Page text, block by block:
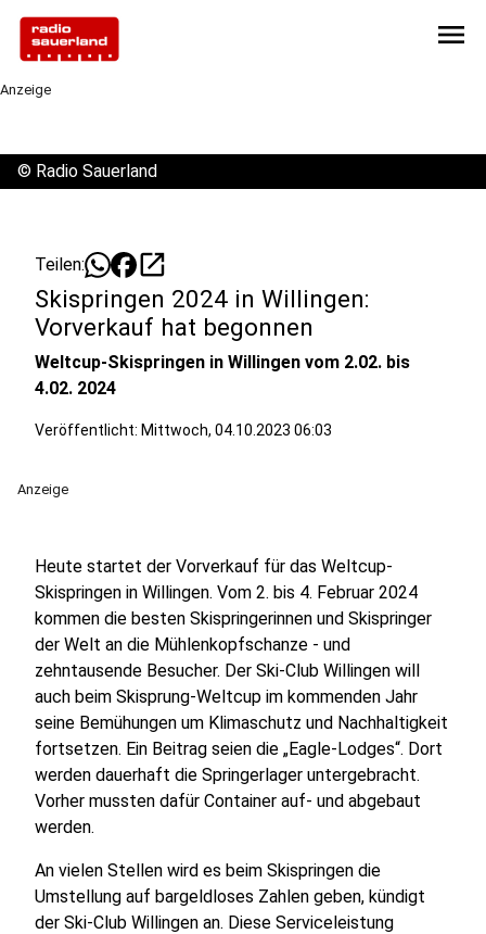
menu
Anzeige
© Radio Sauerland
Teilen: open_in_new
Skispringen 2024 in Willingen:
Vorverkauf hat begonnen
Weltcup-Skispringen in Willingen vom 2.02. bis
4.02. 2024
Veröffentlicht: Mittwoch, 04.10.2023 06:03
Anzeige
Heute startet der Vorverkauf für das Weltcup-
Skispringen in Willingen. Vom 2. bis 4. Februar 2024
kommen die besten Skispringerinnen und Skispringer
der Welt an die Mühlenkopfschanze - und
zehntausende Besucher. Der Ski-Club Willingen will
auch beim Skisprung-Weltcup im kommenden Jahr
seine Bemühungen um Klimaschutz und Nachhaltigkeit
fortsetzen. Ein Beitrag seien die „Eagle-Lodges“. Dort
werden dauerhaft die Springerlager untergebracht.
Vorher mussten dafür Container auf- und abgebaut
werden.
An vielen Stellen wird es beim Skispringen die
Umstellung auf bargeldloses Zahlen geben, kündigt
der Ski-Club Willingen an. Diese Serviceleistung